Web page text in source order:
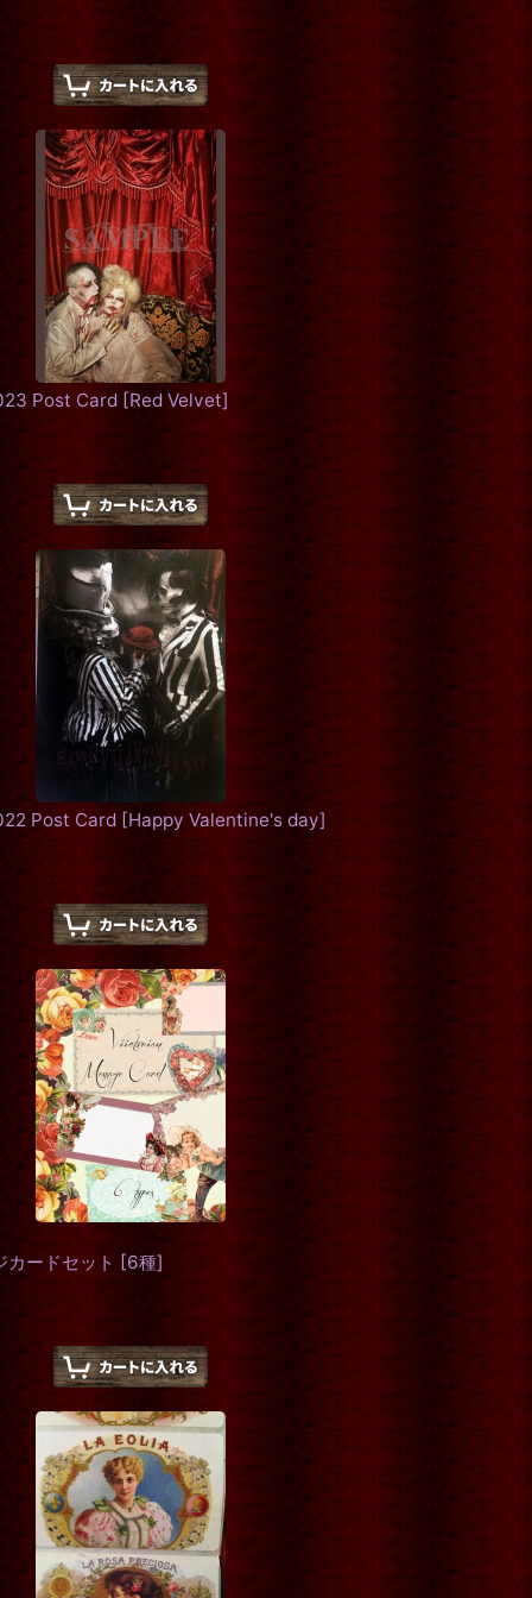
Post Card [Red Velvet]
Post Card [Happy Valentine's day]
ードセット [6種]